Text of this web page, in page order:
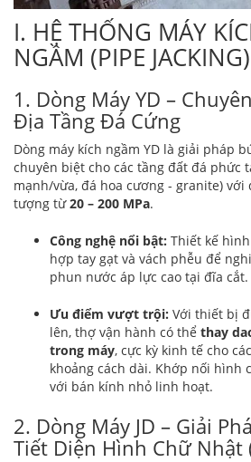
I. HỆ THỐNG MÁY
NGẦM (PIPE JACKING)
1. Dòng Máy YD –
Địa Tầng Đá Cứng
Dòng máy kích ngầm YD là giải pháp
chuyên biệt cho các tầng đất đá phức
mạnh/vừa, đá hoa cương - granite) với
tượng từ20 – 200 MPa.
Công nghệ nổi bật: Thiết kế
hợp tay gạt và vách phễu để
phun nước áp lực cao tại đĩa cắt.
Ưu điểm vượt trội: Với thiết bị
lên, thợ vận hành có thể thay
trong máy, cực kỳ kinh tế cho
khoảng cách dài. Khớp nối hình
với bán kính nhỏ linh hoạt.
2. Dòng Máy JD – Giải
Tiết Diện Hình Chữ Nhật